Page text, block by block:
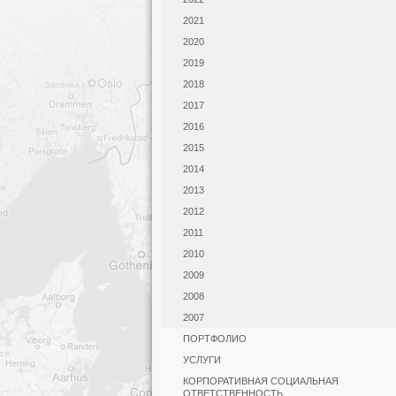
2021
2020
2019
2018
2017
2016
2015
2014
2013
2012
2011
2010
2009
2008
2007
ПОРТФОЛИО
УСЛУГИ
КОРПОРАТИВНАЯ СОЦИАЛЬНАЯ
ОТВЕТСТВЕННОСТЬ